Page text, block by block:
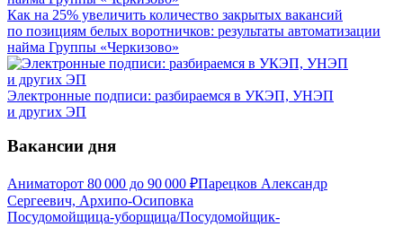
Как на 25% увеличить количество закрытых вакансий
по позициям белых воротничков: результаты автоматизации
найма Группы «Черкизово»
Электронные подписи: разбираемся в УКЭП, УНЭП
и других ЭП
Вакансии дня
Аниматорот 80 000 до 90 000 ₽Парецков Александр
Сергеевич, Архипо-Осиповка
Посудомойщица-уборщица/Посудомойщик-